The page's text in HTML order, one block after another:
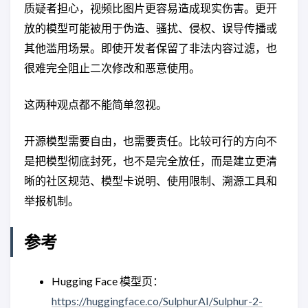
质疑者担心，视频比图片更容易造成现实伤害。更开
放的模型可能被用于伪造、骚扰、侵权、误导传播或
其他滥用场景。即使开发者保留了非法内容过滤，也
很难完全阻止二次修改和恶意使用。
这两种观点都不能简单忽视。
开源模型需要自由，也需要责任。比较可行的方向不
是把模型彻底封死，也不是完全放任，而是建立更清
晰的社区规范、模型卡说明、使用限制、溯源工具和
举报机制。
参考
Hugging Face 模型页：
https://huggingface.co/SulphurAI/Sulphur-2-